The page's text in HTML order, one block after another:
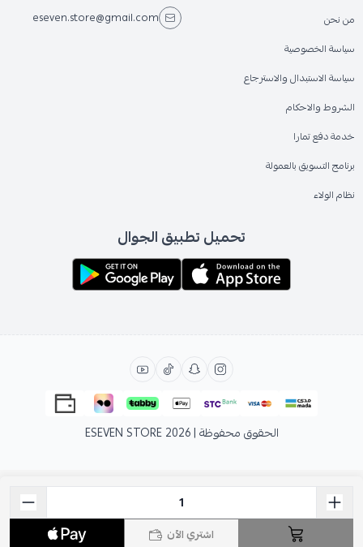
اشتري الآن
من نحن
سياسة الخصوصية
سياسة الاستبدال والاسترجاع
الشروط والاحكام
خدمة دفع تمارا
برنامج التسويق بالعمولة
نظام الولاء
eseven.store@gmail.com
تحميل تطبيق الجوال
الحقوق محفوظة | 2026 ESEVEN STORE